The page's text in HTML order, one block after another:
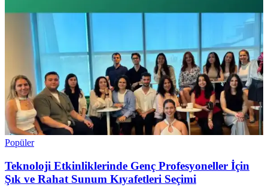
Popüler
Teknoloji Etkinliklerinde Genç Profesyoneller İçin
Şık ve Rahat Sunum Kıyafetleri Seçimi